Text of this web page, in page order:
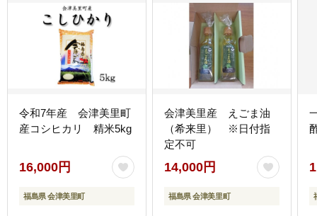
令和7年産 会津美里町
産コシヒカリ 精米5kg
16,000円
福島県 会津美里町
会津美里産 えごま油
（希来里） ※日付指
定不可
14,000円
福島県 会津美里町